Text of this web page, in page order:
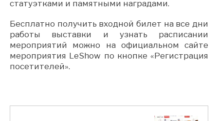
статуэтками и памятными наградами.
Бесплатно получить входной билет на все дни
работы выставки и узнать расписании
мероприятий можно на официальном сайте
мероприятия LeShow по кнопке «Регистрация
посетителей».